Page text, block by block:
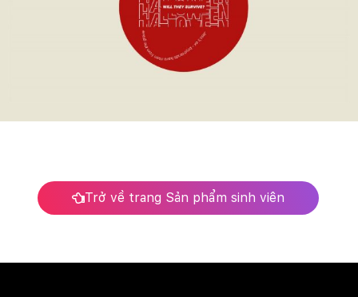
Trở về trang Sản phẩm sinh viên